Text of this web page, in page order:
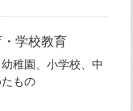
学校教育
稚園、小学校、中
もの